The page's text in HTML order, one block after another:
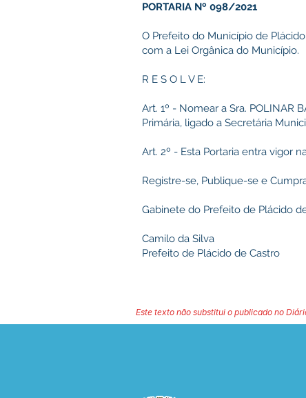
PORTARIA Nº 098/2021
O Prefeito do Município de
com a Lei Orgânica do Município.
R E S O L V E:
Art. 1º - Nomear a Sra. POLINAR
Primária, ligado a Secretária
Art. 2º - Esta Portaria entra vigor
Registre-se, Publique-se e
Gabinete do Prefeito de Plácido
Camilo da Silva
Prefeito de Plácido de Castro
Este texto não substitui o publicado no